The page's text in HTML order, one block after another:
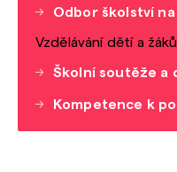
Odbor školství
Vzdělávání dětí a
Školní soutěže a
Kompetence k